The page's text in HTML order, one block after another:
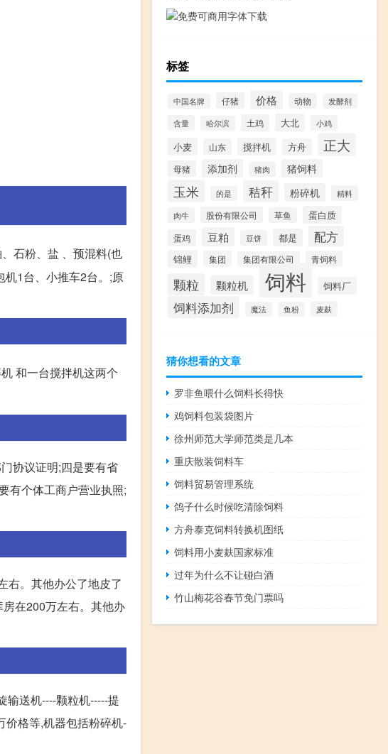
石粉、盐 、预混料(也
机1台、小推车2台。;原
和一台搅拌机这两个
协议证明;四是要有省
有个体工商户营业执照;
右。其他办公了地皮了
在200万左右。其他办
输送机----颗粒机-----提
价格等,机器包括粉碎机-
标签
中国名牌 仔猪 价格 动物 发酵剂
含量 哈尔滨 土鸡 大北 小鸡
小麦 山东 搅拌机 方舟 正大
母猪 添加剂 猪肉 猪饲料
玉米 的是 秸秆 粉碎机
精料
肉牛
股份有限公司 草鱼 蛋白质
蛋鸡 豆粕 豆饼 都是 配方
锦鲤 集团 集团有限公司 青饲料
颗粒 颗粒机 饲料 饲料厂
饲料添加剂 魔法 鱼粉 麦麸
猜你想看的文章
罗非鱼喂什么饲料长得快
鸡饲料包装袋图片
徐州师范大学师范类是几本
重庆散装饲料车
饲料贸易管理系统
鸽子什么时候吃清除饲料
方舟泰克饲料转换机图纸
饲料用小麦麸国家标准
过年为什么不让碰白酒
竹山梅花谷春节免门票吗